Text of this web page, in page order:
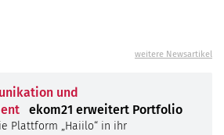
weitere Newsartikel
und
ekom21 erweitert Portfolio
Plattform „Haiilo“ in ihr